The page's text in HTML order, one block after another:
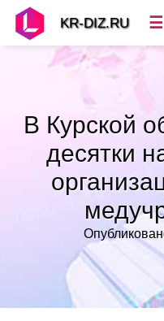
В Курской
десятки
KR-DIZ.RU ☰
Топ новостей»
Рубрики»
»
Контакт